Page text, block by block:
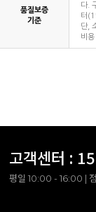
품질보증
기준
다.
터
단,
비
고객센터 :
평일 10:00 - 16:00 |